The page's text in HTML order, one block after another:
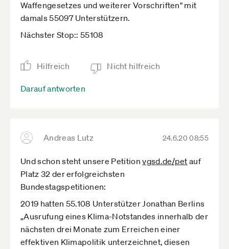
Waffengesetzes und weiterer Vorschriften" mit
damals 55097 Unterstützern.
Nächster Stop:: 55108
Hilfreich Nicht hilfreich
Darauf antworten
Andreas Lutz 24.6.20 08:55
Und schon steht unsere Petitionvgsd.de­/pet auf
Platz 32 der erfolgreichsten
Bundestagspetitionen:
2019 hatten 55.108 Unterstützer Jonathan Berlins
„Ausrufung eines Klima-Notstandes innerhalb der
nächsten drei Monate zum Erreichen einer
effektiven Klimapolitik unterzeichnet, diesen